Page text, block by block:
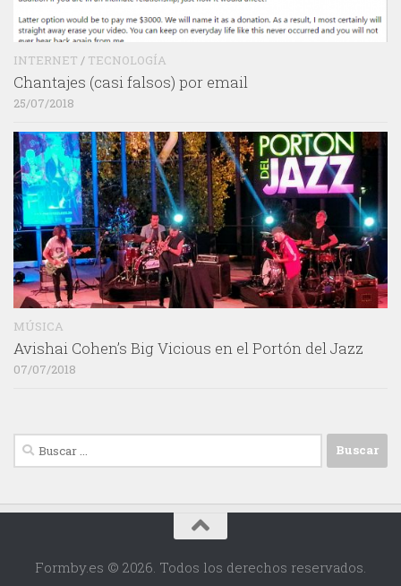
INTERNET / TECNOLOGÍA
Chantajes (casi falsos) por email
25/07/2018
MÚSICA
Avishai Cohen’s Big Vicious en el Portón del Jazz
07/07/2018
Buscar:
Formby.es © 2026. Todos los derechos reservados.